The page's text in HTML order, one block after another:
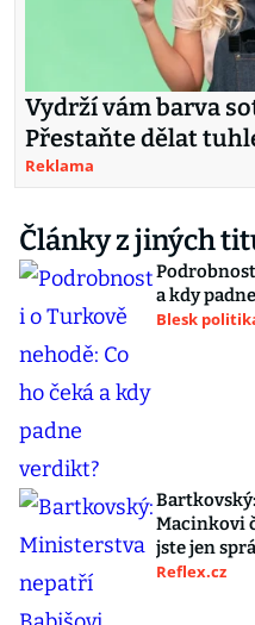
Vydrží vám barva
Přestaňte dělat
Reklama
Články z jiných
a kdy
Blesk
Macinkovi
jste jen
Reflex.cz